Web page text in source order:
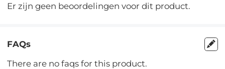
Er zijn geen beoordelingen voor dit product.
FAQs
There are no faqs for this product.